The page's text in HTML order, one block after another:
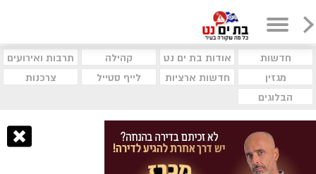
חדשות אודות בת ים נט קהילה
תרבות ואירועים
מגזין
חדשות ארציות לייף סטייל
צרכנות
הבלוגים